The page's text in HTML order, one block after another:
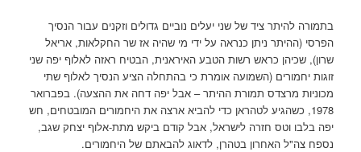
בתמורה להיתר ציד של שני יעלים נוביים גדולים וזקנים עבור הנסיך
הפרסי (ההיתר ניתן כנראה על ידי מי שהיה אז שר החקלאות, אריאל
שרון), שכיהן כראש רשות הטבע האיראנית, הבטיח ראזה לאלוף יפה שני
זוגות יחמורים (השמועה אומרת כי בהתחלה הציע הנסיך לאלוף שתי
מכוניות מרצדס תמורת ההיתר – אבל יפה דחה את ההצעה). בפברואר
1978, כשהגיע לטהראן כדי להביא ארצה את היחמורים המובטחים, חש
יפה בלבו וטס חזרה לישראל, אבל קודם ביקש מתת-אלוף יצחק שגב,
נספח צה"ל האחרון בטהרן, לדאוג להבאתם של היחמורים.